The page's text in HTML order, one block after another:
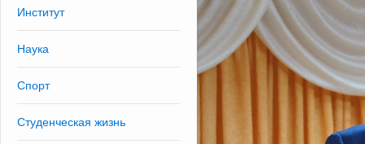
Институт
Наука
Спорт
Студенческая жизнь